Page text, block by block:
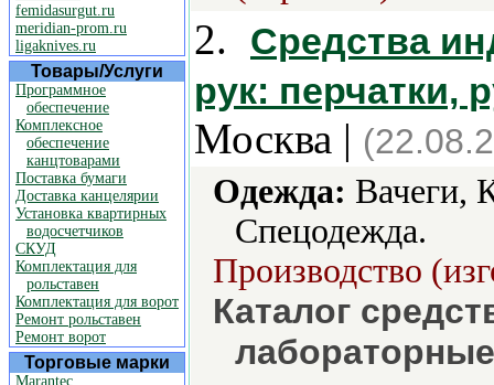
femidasurgut.ru
meridian-prom.ru
ligaknives.ru
Товары/Услуги
Программное
обеспечение
Комплексное
обеспечение
канцтоварами
Поставка бумаги
Доставка канцелярии
Установка квартирных
водосчетчиков
СКУД
Комплектация для
рольставен
Комплектация для ворот
Ремонт рольставен
Ремонт ворот
Торговые марки
Marantec
2.
Средства
рук: перчатки,
Москва |
Одежда: Вачеги,
Спецодежда.
Производство
Каталог